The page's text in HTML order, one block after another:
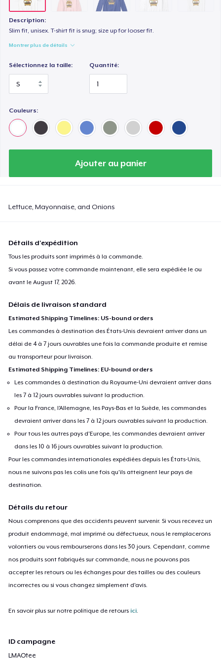
Description:
Slim fit, unisex. T-shirt fit is snug; size up for looser fit.
Montrer plus de détails
Sélectionnez la taille: Quantité:
Couleurs:
Ajouter au panier
Lettuce, Mayonnaise, and Onions
Détails d'expédition
Tous les produits sont imprimés à la commande.
Si vous passez votre commande maintenant, elle sera expédiée le ou
avant leAugust 17, 2026.
Délais de livraison standard
Estimated Shipping Timelines: US-bound orders
Les commandes à destination des États-Unis devraient arriver dans un
délai de 4 à 7 jours ouvrables une fois la commande produite et remise
au transporteur pour livraison.
Estimated Shipping Timelines: EU-bound orders
Les commandes à destination du Royaume-Uni devraient arriver dans
les 7 à 12 jours ouvrables suivant la production.
Pour la France, l'Allemagne, les Pays-Bas et la Suède, les commandes
devraient arriver dans les 7 à 12 jours ouvrables suivant la production.
Pour tous les autres pays d'Europe, les commandes devraient arriver
dans les 10 à 16 jours ouvrables suivant la production.
Pour les commandes internationales expédiées depuis les États-Unis,
nous ne suivons pas les colis une fois qu'ils atteignent leur pays de
destination.
Détails du retour
Nous comprenons que des accidents peuvent survenir. Si vous recevez un
produit endommagé, mal imprimé ou défectueux, nous le remplacerons
volontiers ou vous rembourserons dans les 30 jours. Cependant, comme
nos produits sont fabriqués sur commande, nous ne pouvons pas
accepter les retours ou les échanges pour des tailles ou des couleurs
incorrectes ou si vous changez simplement d'avis.
En savoir plus sur notre politique de retours ici.
ID campagne
LMAOtee